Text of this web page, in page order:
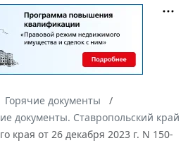
Горячие документы
документы. Ставропольский край
края от 26 декабря 2023 г. N 150-